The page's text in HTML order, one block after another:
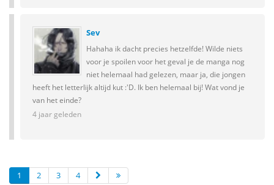
Sev
Hahaha ik dacht precies hetzelfde! Wilde niets
voor je spoilen voor het geval je de manga nog
niet helemaal had gelezen, maar ja, die jongen
heeft het letterlijk altijd kut :'D. Ik ben helemaal bij! Wat vond je
van het einde?
4 jaar geleden
1 2 3 4